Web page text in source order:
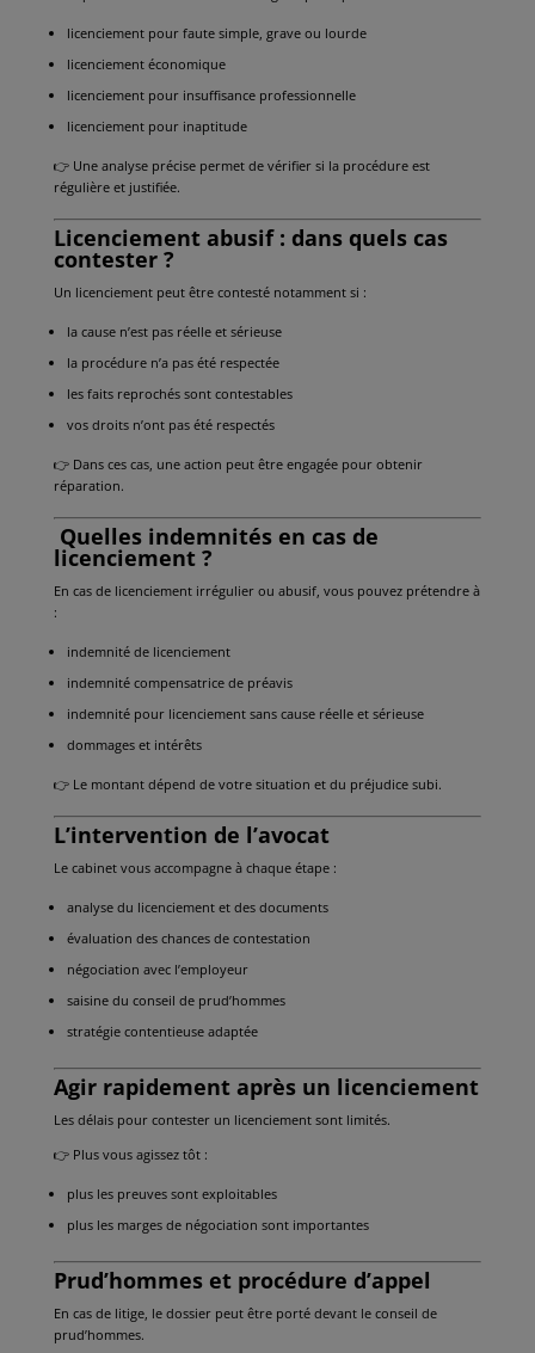
licenciement pour faute simple, grave ou lourde
licenciement économique
licenciement pour insuffisance professionnelle
licenciement pour inaptitude
👉 Une analyse précise permet de vérifier si la procédure est
régulière et justifiée.
Licenciement abusif : dans quels cas
contester ?
Un licenciement peut être contesté notamment si :
la cause n’est pas réelle et sérieuse
la procédure n’a pas été respectée
les faits reprochés sont contestables
vos droits n’ont pas été respectés
👉 Dans ces cas, une action peut être engagée pour obtenir
réparation.
Quelles indemnités en cas de
licenciement ?
En cas de licenciement irrégulier ou abusif, vous pouvez prétendre à
:
indemnité de licenciement
indemnité compensatrice de préavis
indemnité pour licenciement sans cause réelle et sérieuse
dommages et intérêts
👉 Le montant dépend de votre situation et du préjudice subi.
L’intervention de l’avocat
Le cabinet vous accompagne à chaque étape :
analyse du licenciement et des documents
évaluation des chances de contestation
négociation avec l’employeur
saisine du conseil de prud’hommes
stratégie contentieuse adaptée
Agir rapidement après un licenciement
Les délais pour contester un licenciement sont limités.
👉 Plus vous agissez tôt :
plus les preuves sont exploitables
plus les marges de négociation sont importantes
Prud’hommes et procédure d’appel
En cas de litige, le dossier peut être porté devant le conseil de
prud’hommes.